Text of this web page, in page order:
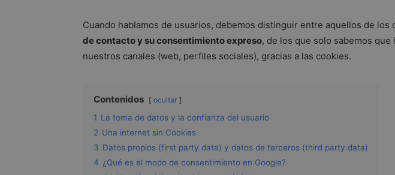
Cuando hablamos de usuarios, debemos distinguir entre aquellos de los
de contacto y su consentimiento expreso, de los que solo sabemos que
nuestros canales (web, perfiles sociales), gracias a las cookies.
Contenidos ocultar
1 La toma de datos y la confianza del usuario
2 Una internet sin Cookies
3 Datos propios (first party data) y datos de terceros (third party data)
4 ¿Qué es el modo de consentimiento en Google?